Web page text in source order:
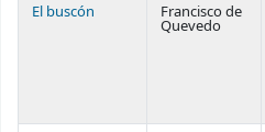
El buscón Francisco de
Quevedo